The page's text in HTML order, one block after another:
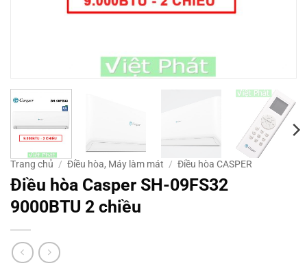
Trang chủ / Điều hòa, Máy làm mát / Điều hòa CASPER
Điều hòa Casper SH-09FS32
9000BTU 2 chiều